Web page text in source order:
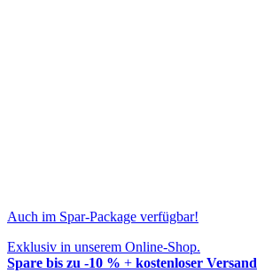
Auch im Spar-Package verfügbar!
Exklusiv in unserem Online-Shop.
Spare bis zu -10 % + kostenloser Versand